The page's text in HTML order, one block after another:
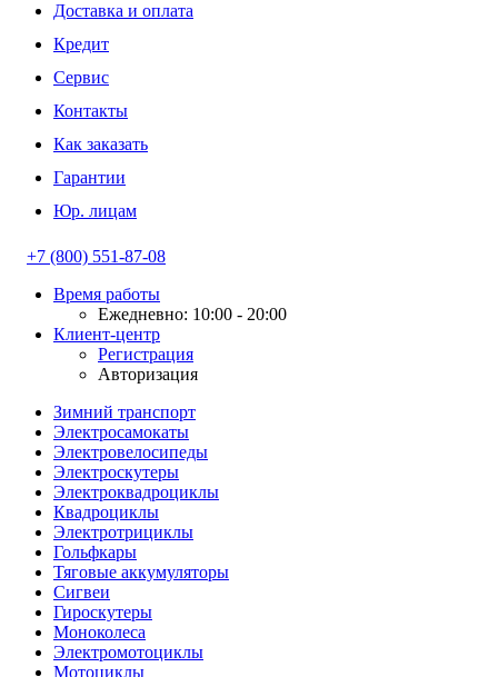
Доставка и оплата
Кредит
Сервис
Контакты
Как заказать
Гарантии
Юр. лицам
+7 (800) 551-87-08
Время работы
Ежедневно: 10:00 - 20:00
Клиент-центр
Регистрация
Авторизация
Зимний транспорт
Электросамокаты
Электровелосипеды
Электроскутеры
Электроквадроциклы
Квадроциклы
Электротрициклы
Гольфкары
Тяговые аккумуляторы
Сигвеи
Гироскутеры
Моноколеса
Электромотоциклы
Мотоциклы